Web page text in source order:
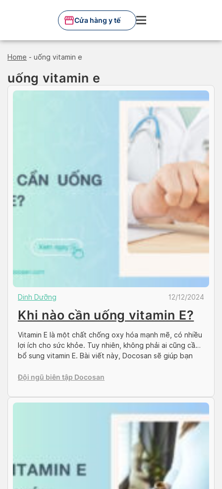
Cửa hàng y tế
Home - uống vitamin e
uống vitamin e
Dinh Dưỡng 12/12/2024
Khi nào cần uống vitamin E?
Vitamin E là một chất chống oxy hóa mạnh mẽ, có nhiều
lợi ích cho sức khỏe. Tuy nhiên, không phải ai cũng cần
bổ sung vitamin E. Bài viết này, Docosan sẽ giúp bạn
dụng của vitamin E Vitamin E là […]
Đội ngũ biên tập Docosan